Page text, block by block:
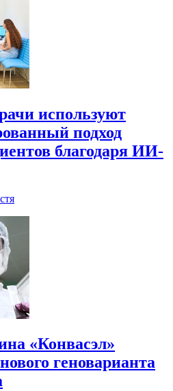
используют
подход
благодаря ИИ-
«Конвасэл»
геноварианта